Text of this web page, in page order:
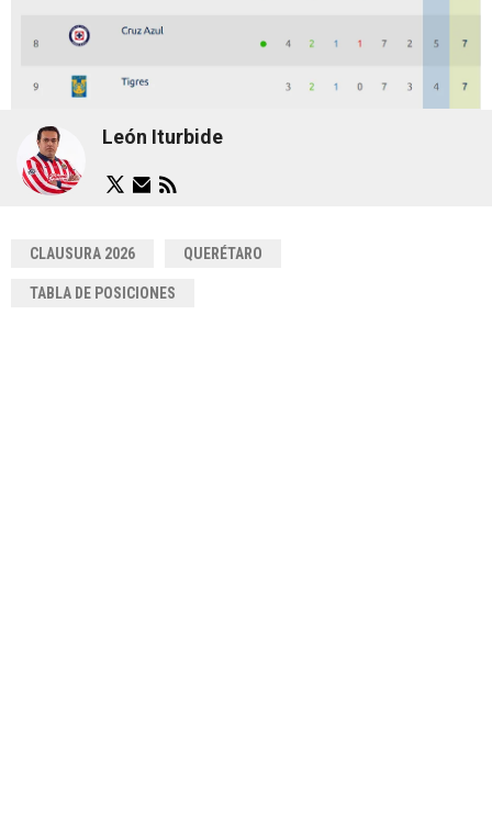
León Iturbide
CLAUSURA 2026 QUERÉTARO
TABLA DE POSICIONES